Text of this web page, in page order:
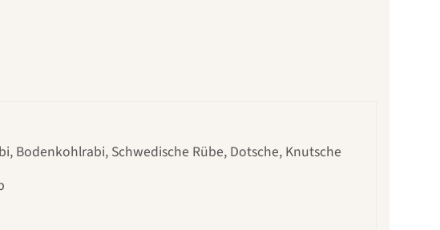
Schwedische Rübe, Dotsche, Knutsche